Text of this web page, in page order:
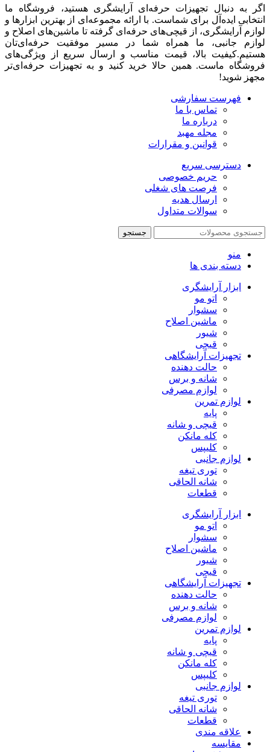
اگر به دنبال تجهیزات حرفه‌ای آرایشگری هستید، فروشگاه ما
انتخابی ایده‌آل برای شماست. با ارائه مجموعه‌ای از بهترین ابزارها و
لوازم آرایشگری، از قیچی‌های حرفه‌ای گرفته تا ماشین‌های اصلاح و
لوازم جانبی، ما همراه شما در مسیر موفقیت حرفه‌ای‌تان
هستیم.کیفیت بالا، قیمت مناسب و ارسال سریع از ویژگی‌های
فروشگاه ماست. همین حالا خرید کنید و به تجهیزات حرفه‌ای‌تر
مجهز شوید!
فهرست سفارشی
تماس با ما
درباره ما
مجله مهبد
قوانین و مقرارات
دسترسی سریع
حریم خصوصی
فرصت های شغلی
ارسال هدیه
سوالات متداول
جستجو
منو
دسته بندی ها
ابزار آرایشگری
اتو مو
سشوار
ماشین اصلاح
شیور
قیچی
تجهیزات آرایشگاهی
حالت دهنده
شانه و برس
لوازم مصرفی
لوازم تمرین
پایه
قیچی و شانه
کله مانکن
کلیپس
لوازم جانبی
توری تیغه
شانه الحاقی
قطعات
ابزار آرایشگری
اتو مو
سشوار
ماشین اصلاح
شیور
قیچی
تجهیزات آرایشگاهی
حالت دهنده
شانه و برس
لوازم مصرفی
لوازم تمرین
پایه
قیچی و شانه
کله مانکن
کلیپس
لوازم جانبی
توری تیغه
شانه الحاقی
قطعات
علاقه مندی
مقایسه